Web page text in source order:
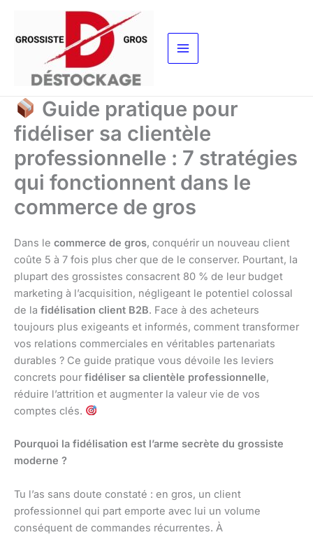
contenu
Guide pratique pour
fidéliser sa clientèle
professionnelle : 7 stratégies
qui fonctionnent dans le
commerce de gros
Dans le commerce de gros, conquérir un nouveau client
coûte 5 à 7 fois plus cher que de le conserver. Pourtant, la
plupart des grossistes consacrent 80 % de leur budget
marketing à l’acquisition, négligeant le potentiel colossal
de la fidélisation client B2B. Face à des acheteurs
toujours plus exigeants et informés, comment transformer
vos relations commerciales en véritables partenariats
durables ? Ce guide pratique vous dévoile les leviers
concrets pour fidéliser sa clientèle professionnelle,
réduire l’attrition et augmenter la valeur vie de vos
comptes clés.
Pourquoi la fidélisation est l’arme secrète du grossiste
moderne ?
Tu l’as sans doute constaté : en gros, un client
professionnel qui part emporte avec lui un volume
conséquent de commandes récurrentes. À